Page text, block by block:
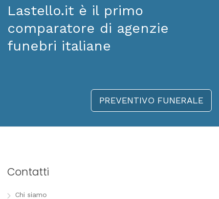
Lastello.it è il primo
comparatore di agenzie
funebri italiane
PREVENTIVO FUNERALE
Contatti
Chi siamo